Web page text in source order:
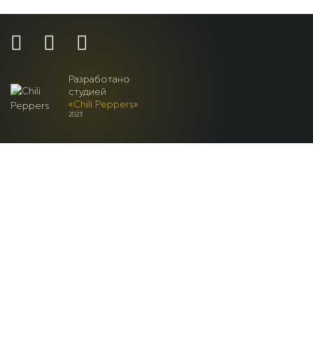
Разработано
студией
«Chili Peppers»
2023